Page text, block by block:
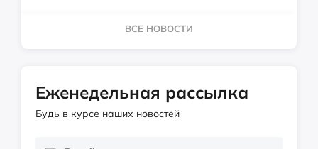
ВСЕ НОВОСТИ
Еженедельная рассылка
Будь в курсе наших новостей